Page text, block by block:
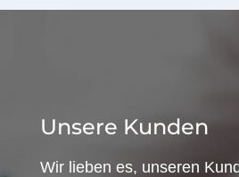
Unsere Kunden
Wir lieben es, unseren